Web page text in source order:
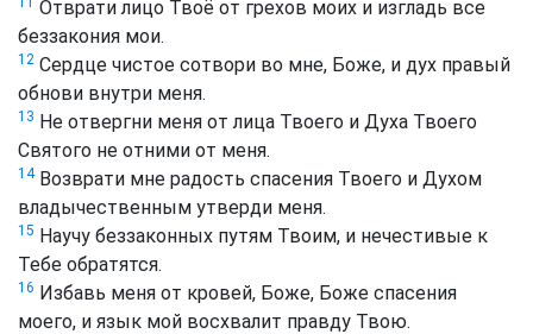
Отврати лицо Твоё от грехов моих и изгладь все
беззакония мои.
12 Сердце чистое сотвори во мне, Боже, и дух правый
обнови внутри меня.
13 Не отвергни меня от лица Твоего и Духа Твоего
Святого не отними от меня.
14Возврати мне радость спасения Твоего и Духом
владычественным утверди меня.
15 Научу беззаконных путям Твоим, и нечестивые к
Тебе обратятся.
16 Избавь меня от кровей, Боже, Боже спасения
моего, и язык мой восхвалит правду Твою.